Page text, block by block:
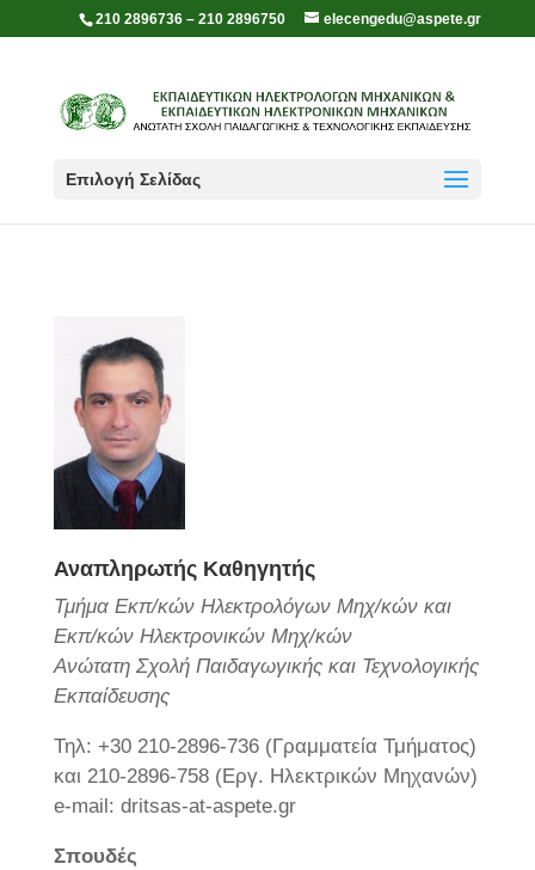
210 2896736 – 210 2896750 elecengedu@aspete.gr
Επιλογή Σελίδας
Αναπληρωτής Καθηγητής
Τμήμα Εκπ/κών Ηλεκτρολόγων Μηχ/κών και
Εκπ/κών Ηλεκτρονικών Μηχ/κών
Ανώτατη Σχολή Παιδαγωγικής και Τεχνολογικής
Εκπαίδευσης
Τηλ: +30 210-2896-736 (Γραμματεία Τμήματος)
και 210-2896-758 (Εργ. Ηλεκτρικών Μηχανών)
e-mail: dritsas-at-aspete.gr
Σπουδές